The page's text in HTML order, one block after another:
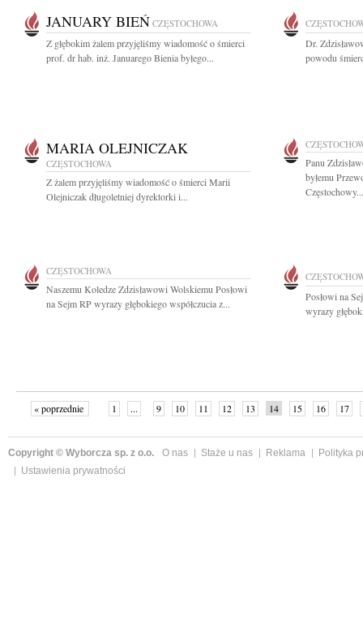
JANUARY BIEŃ CZĘSTOCHOWA
Z głębokim żalem przyjęliśmy wiadomość o śmierci
prof. dr hab. inż. Januarego Bienia byłego...
Dr.
powodu
MARIA OLEJNICZAK
CZĘSTOCHOWA
Z żalem przyjęliśmy wiadomość o śmierci Marii
Olejniczak długoletniej dyrektorki i...
Panu
byłemu
Częstochowy...
CZĘSTOCHOWA
Naszemu Koledze Zdzisławowi Wolskiemu Posłowi
na Sejm RP wyrazy głębokiego współczucia z...
Posłowi na
wyrazy
« poprzednie 1 ... 9 10 11 12 13 14 15 16 17
Copyright © Wyborcza sp. z o.o. O nas Staże u nas Reklama
Polityka
Ustawienia prywatności